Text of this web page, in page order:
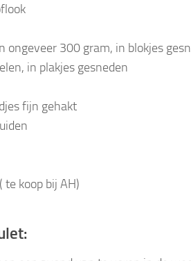
ongeveer 300 gram, in blokjes
in plakjes gesneden
fijn gehakt
koop bij AH)